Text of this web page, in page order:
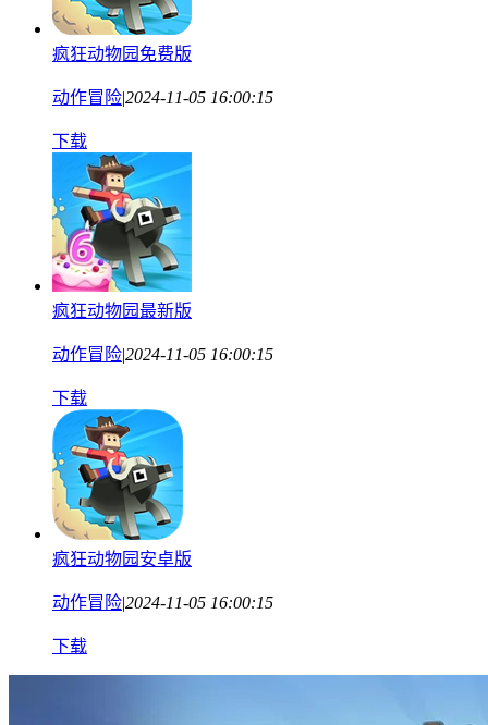
疯狂动物园免费版
动作冒险|2024-11-05 16:00:15
下载
疯狂动物园最新版
动作冒险|2024-11-05 16:00:15
下载
疯狂动物园安卓版
动作冒险|2024-11-05 16:00:15
下载